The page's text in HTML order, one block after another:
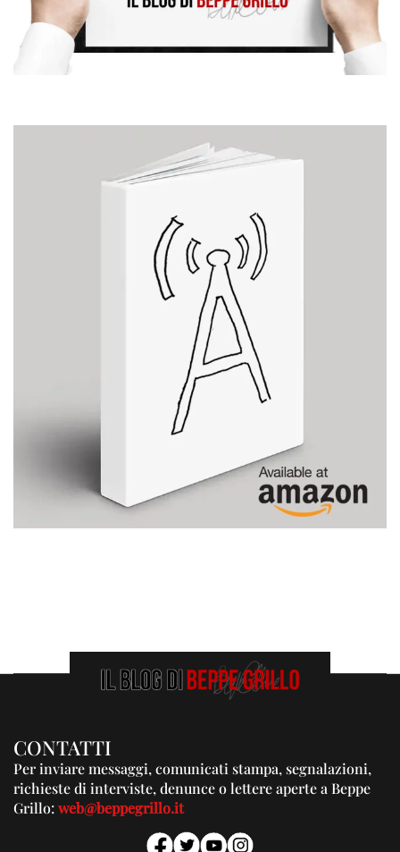
CONTATTI
Per inviare messaggi, comunicati stampa, segnalazioni,
richieste di interviste, denunce o lettere aperte a Beppe
Grillo:web@beppegrillo.it